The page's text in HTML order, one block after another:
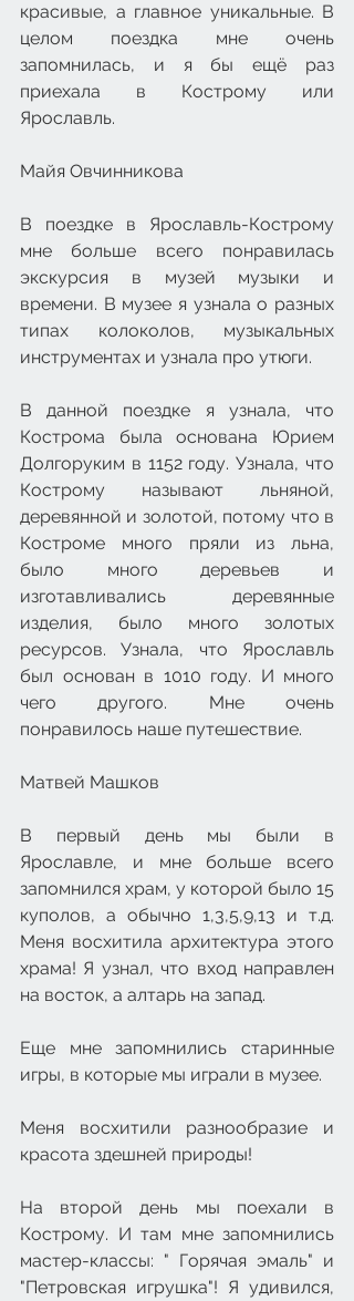
красивые, а главное уникальные. В
целом поездка мне очень
запомнилась, и я бы ещё раз
приехала в Кострому или
Ярославль.
Майя Овчинникова
В поездке в Ярославль-Кострому
мне больше всего понравилась
экскурсия в музей музыки и
времени. В музее я узнала о разных
типах колоколов, музыкальных
инструментах и узнала про утюги.
В данной поездке я узнала, что
Кострома была основана Юрием
Долгоруким в 1152 году. Узнала, что
Кострому называют льняной,
деревянной и золотой, потому что в
Костроме много пряли из льна,
было много деревьев и
изготавливались деревянные
изделия, было много золотых
ресурсов. Узнала, что Ярославль
был основан в 1010 году. И много
чего другого. Мне очень
понравилось наше путешествие.
Матвей Машков
В первый день мы были в
Ярославле, и мне больше всего
запомнился храм, у которой было 15
куполов, а обычно 1,3,5,9,13 и т.д.
Меня восхитила архитектура этого
храма! Я узнал, что вход направлен
на восток, а алтарь на запад.
Еще мне запомнились старинные
игры, в которые мы играли в музее.
Меня восхитили разнообразие и
красота здешней природы!
На второй день мы поехали в
Кострому. И там мне запомнились
мастер-классы: " Горячая эмаль" и
"Петровская игрушка"! Я удивился,